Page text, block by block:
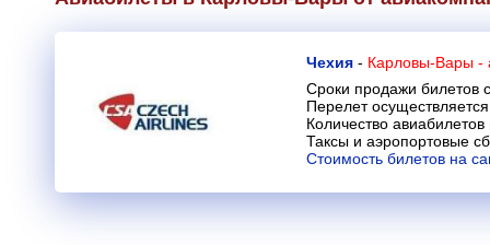
Чехия - Карловы-Вары -
Сроки продажи билетов
Перелет
Количество
Таксы и аэропортовые
Стоимость билетов на